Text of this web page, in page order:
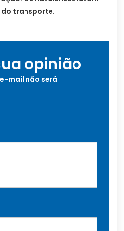
transporte.
opinião
mail não será